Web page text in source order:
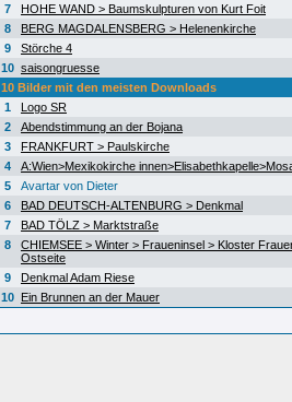
7
HOHE WAND > Baumskulpturen von Kurt Foit
8
BERG MAGDALENSBERG > Helenenkirche
9
Störche 4
10 saisongruesse
10 Bilder mit den meisten Downloads
1
Logo SR
2
Abendstimmung an der Bojana
3
FRANKFURT > Paulskirche
4
A:Wien>Mexikokirche
5
Avartar von Dieter
6
BAD DEUTSCH-ALTENBURG > Denkmal
7
BAD TÖLZ > Marktstraße
8
CHIEMSEE > Winter > Fraueninsel > Kloster
Ostseite
9
Denkmal Adam Riese
10 Ein Brunnen an der Mauer